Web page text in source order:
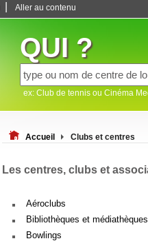
Aller au contenu
QUI ?
ex: Club de tennis ou Cinéma
Accueil Clubs et centres
Les centres, clubs et
Aéroclubs
Bibliothèques et médiathèques
Bowlings